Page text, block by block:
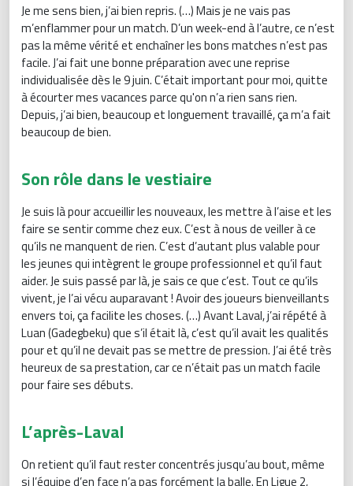
Je me sens bien, j’ai bien repris. (…) Mais je ne vais pas
m’enflammer pour un match. D’un week-end à l’autre, ce n’est
pas la même vérité et enchaîner les bons matches n’est pas
facile. J’ai fait une bonne préparation avec une reprise
individualisée dès le 9 juin. C’était important pour moi, quitte
à écourter mes vacances parce qu'on n’a rien sans rien.
Depuis, j’ai bien, beaucoup et longuement travaillé, ça m’a fait
beaucoup de bien.
Son rôle dans le vestiaire
Je suis là pour accueillir les nouveaux, les mettre à l’aise et les
faire se sentir comme chez eux. C’est à nous de veiller à ce
qu’ils ne manquent de rien. C’est d’autant plus valable pour
les jeunes qui intègrent le groupe professionnel et qu’il faut
aider. Je suis passé par là, je sais ce que c’est. Tout ce qu’ils
vivent, je l’ai vécu auparavant ! Avoir des joueurs bienveillants
envers toi, ça facilite les choses. (…) Avant Laval, j’ai répété à
Luan (Gadegbeku) que s’il était là, c’est qu’il avait les qualités
pour et qu’il ne devait pas se mettre de pression. J’ai été très
heureux de sa prestation, car ce n’était pas un match facile
pour faire ses débuts.
L’après-Laval
On retient qu’il faut rester concentrés jusqu’au bout, même
si l’équipe d’en face n’a pas forcément la balle. En Ligue 2,